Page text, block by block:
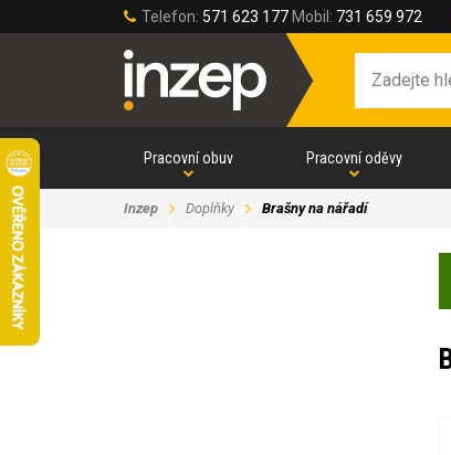
Telefon: 571 623 177 Mobil: 731 659 972
Pracovní obuv Pracovní oděvy
Inzep Doplňky Brašny na nářadí